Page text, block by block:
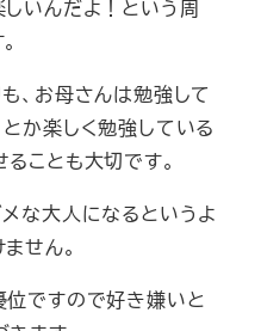
いんだよ！という周
、お母さんは勉強して
か楽しく勉強している
ことも大切です。
な大人になるというよ
せん。
ですので好き嫌いと